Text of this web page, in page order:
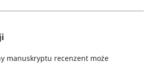
manuskryptu recenzent może